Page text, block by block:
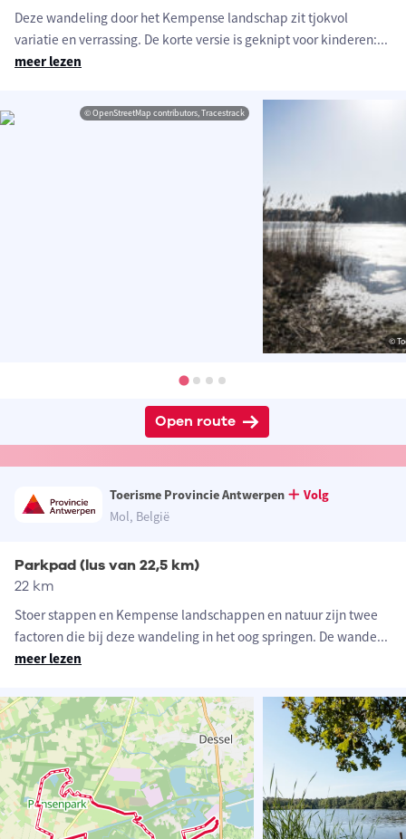
Deze wandeling door het Kempense landschap zit tjokvol
variatie en verrassing. De korte versie is geknipt voor kinderen:...
meer lezen
© OpenStreetMap contributors, Tracestrack
©
Open route
Toerisme Provincie Antwerpen
Volg
Mol, België
Parkpad (lus van 22,5 km)
22 km
Stoer stappen en Kempense landschappen en natuur zijn twee
factoren die bij deze wandeling in het oog springen. De wande...
meer lezen